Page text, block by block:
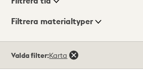
Visningsläge
Filtrera materialtyper
träffar
Valda filter:Karta